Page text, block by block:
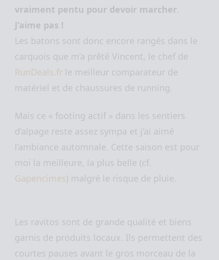
vraiment pentu pour devoir marcher.
J’aime pas !
Les batons sont donc encore rangés dans le
carquois que m’a prêté Vincent, le chef de
RunDeals.fr le meilleur comparateur de
matériel et de chaussures de running.
Mais ce « footing actif » dans les sentiers
d’alpage reste assez sympa et j’ai aimé
l’ambiance automnale. Cette saison est pour
moi la meilleure, la plus belle (cf.
Gapencimes) malgré le risque de pluie.
Les ravitos sont de grande qualité et biens
garnis de produits locaux. Ils permettent des
courtes pauses avant le gros morceau de la